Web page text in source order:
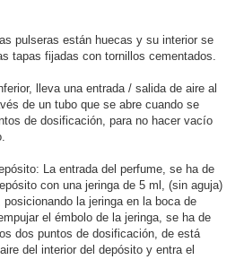
pulseras están huecas y su interior se
tapas fijadas con tornillos cementados.
lleva una entrada / salida de aire al
de un tubo que se abre cuando se
de dosificación, para no hacer vacío
La entrada del perfume, se ha de
con una jeringa de 5 ml, (sin aguja)
posicionando la jeringa en la boca de
el émbolo de la jeringa, se ha de
dos puntos de dosificación, de está
del interior del depósito y entra el